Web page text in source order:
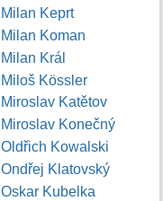
Milan Keprt
Milan Koman
Milan Král
Miloš Kössler
Miroslav Katětov
Miroslav Konečný
Oldřich Kowalski
Ondřej Klatovský
Oskar Kubelka